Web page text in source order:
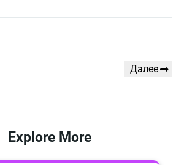
Следующая
Далее
Explore More